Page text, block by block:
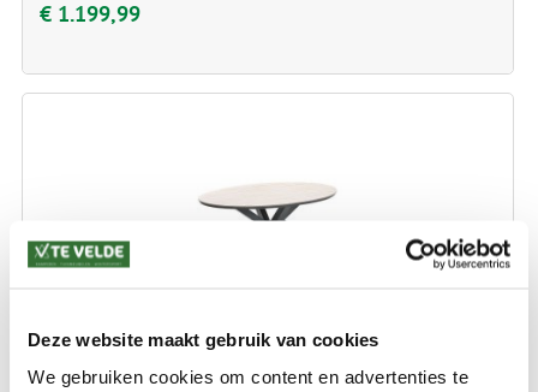
Deze website maakt gebruik van cookies
We gebruiken cookies om content en advertenties te
€ 1.199,99
GARDEN IMPRESSIONS EDISON TUINTAFEL OVAAL 180